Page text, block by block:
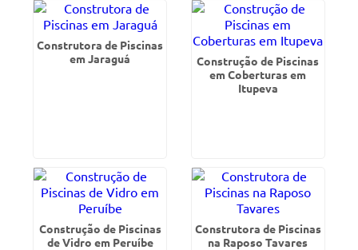
Construtora de Piscinas
em Jaraguá
Construção de Piscinas
em Coberturas em
Itupeva
Construção de Piscinas
de Vidro em Peruíbe
Construtora de Piscinas
na Raposo Tavares